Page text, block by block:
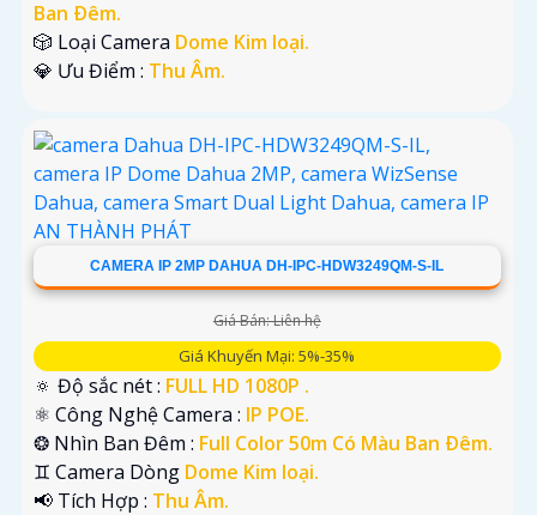
Ban Ðêm.
🎲 Loại Camera Dome Kim loại.
️💎 Ưu Điểm : Thu Âm.
CAMERA IP 2MP DAHUA DH-IPC-HDW3249QM-S-IL
Giá Bán: Liên hệ
Giá Khuyến Mại: 5%-35%
🔅 Độ sắc nét : FULL HD 1080P .
⚛️ Công Nghệ Camera : IP POE.
❂ Nhìn Ban Đêm : Full Color 50m Có Màu Ban Ðêm.
♊ Camera Dòng Dome Kim loại.
️📢 Tích Hợp : Thu Âm.